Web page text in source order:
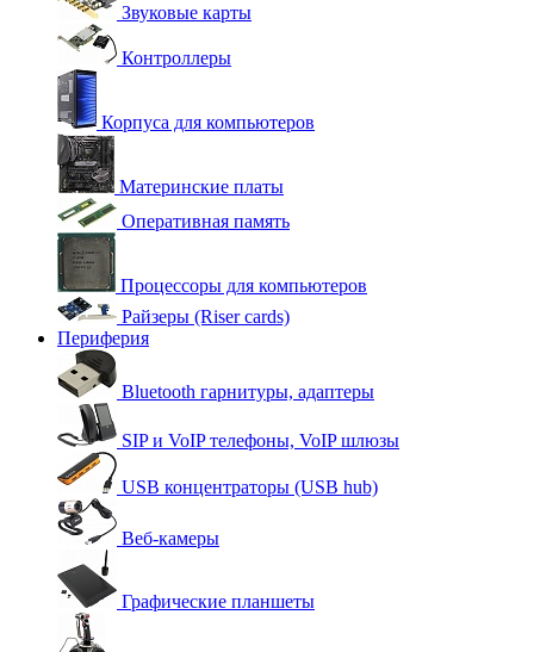
Звуковые карты
Контроллеры
Корпуса для компьютеров
Материнские платы
Оперативная память
Процессоры для компьютеров
Райзеры (Riser cards)
Периферия
Bluetooth гарнитуры, адаптеры
SIP и VoIP телефоны, VoIP шлюзы
USB концентраторы (USB hub)
Веб-камеры
Графические планшеты